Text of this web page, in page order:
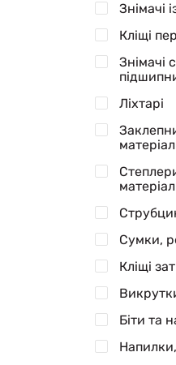
Знімачі
Кліщі
Знімачі
Ліхтарі
Сумки,
Кліщі
Біти та